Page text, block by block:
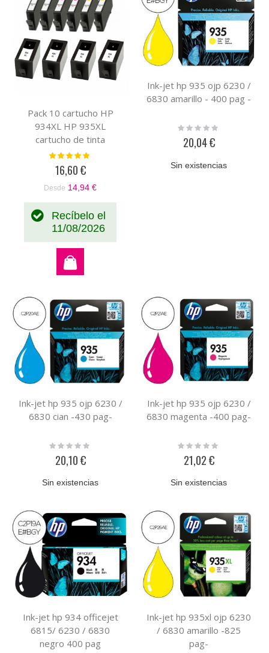
Pack 10 cartucho HP
934XL HP 935XL
cartucho de tinta
compatible a HP
X4E14AE
Valoración:
16,60 €
Desde 14,94 €
Recíbelo el
11/08/2026
Ink-jet hp 935 ojp 6230 /
6830 amarillo - 400 pag -
Rating:
20,04 €
Sin existencias
Ink-jet hp 935 ojp 6230 /
6830 cian -430 pag-
Rating:
20,10 €
Sin existencias
Ink-jet hp 935 ojp 6230 /
6830 magenta -400 pag-
Rating:
21,02 €
Sin existencias
Ink-jet hp 934 officejet
6815/ 6230 / 6830
negro 400 pag
Ink-jet hp 935xl ojp 6230
/ 6830 amarillo -825
pag-